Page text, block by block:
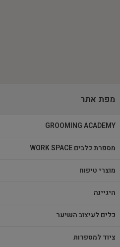
מפת אתר
GROOMING ACADEMY
מספרת כלבים WORK SPACE
מוצרי טיפוח
היגיינה
כלים לעיצוב השיער
ציוד למספרות